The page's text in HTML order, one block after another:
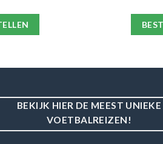
BEKIJK HIER DE MEEST UNIEKE
VOETBALREIZEN!